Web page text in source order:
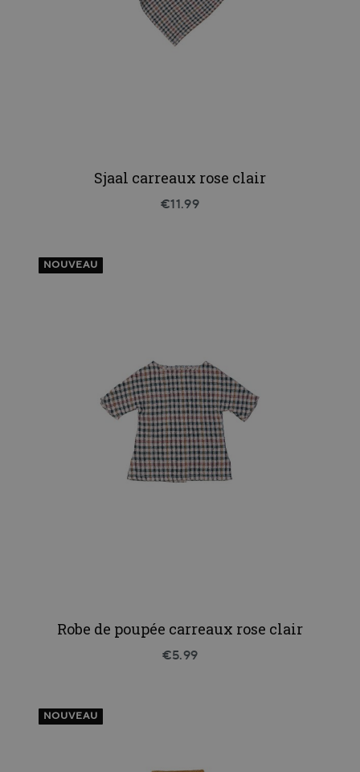
Sjaal carreaux rose clair
€11.99
NOUVEAU
Robe de poupée carreaux rose clair
€5.99
NOUVEAU